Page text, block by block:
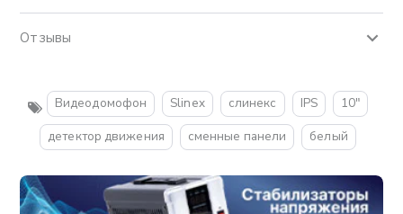
Отзывы
Видеодомофон Slinex слинекс IPS
10"
детектор движения
сменные панели белый